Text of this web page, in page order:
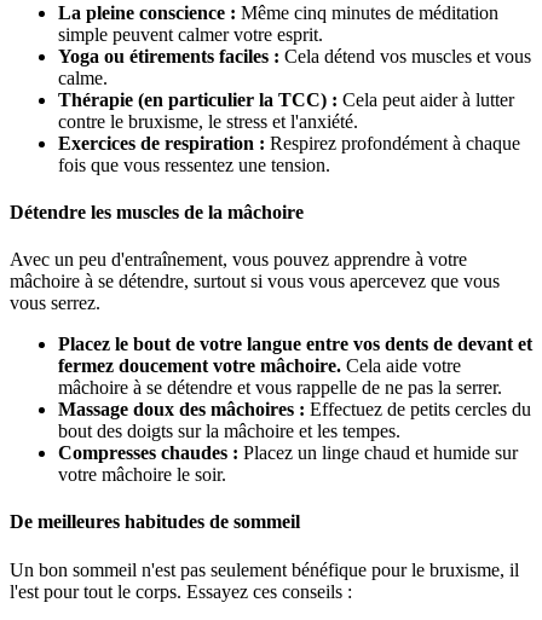
La pleine conscience : Même cinq minutes de méditation
simple peuvent calmer votre esprit.
Yoga ou étirements faciles : Cela détend vos muscles et vous
calme.
Thérapie (en particulier la TCC) : Cela peut aider à lutter
contre le bruxisme, le stress et l'anxiété.
Exercices de respiration : Respirez profondément à chaque
fois que vous ressentez une tension.
Détendre les muscles de la mâchoire
Avec un peu d'entraînement, vous pouvez apprendre à votre
mâchoire à se détendre, surtout si vous vous apercevez que vous
vous serrez.
Placez le bout de votre langue entre vos dents de devant et
fermez doucement votre mâchoire. Cela aide votre
mâchoire à se détendre et vous rappelle de ne pas la serrer.
Massage doux des mâchoires : Effectuez de petits cercles du
bout des doigts sur la mâchoire et les tempes.
Compresses chaudes : Placez un linge chaud et humide sur
votre mâchoire le soir.
De meilleures habitudes de sommeil
Un bon sommeil n'est pas seulement bénéfique pour le bruxisme, il
l'est pour tout le corps. Essayez ces conseils :